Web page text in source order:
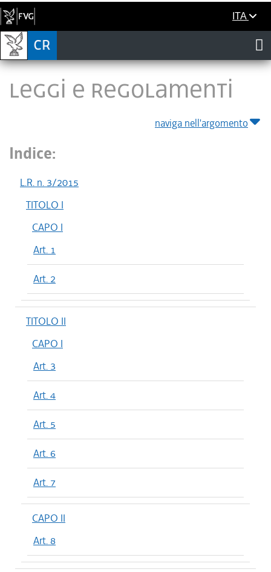
ITA
LEGGI E REGOLAMENTI
naviga nell'argomento
Indice:
L.R. n. 3/2015
TITOLO I
CAPO I
Art. 1
Art. 2
TITOLO II
CAPO I
Art. 3
Art. 4
Art. 5
Art. 6
Art. 7
CAPO II
Art. 8